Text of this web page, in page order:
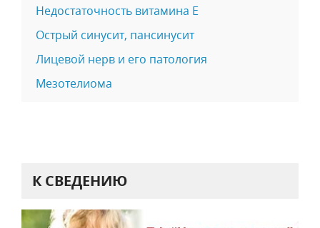
Недостаточность витамина Е
Острый синусит, пансинусит
Лицевой нерв и его патология
Мезотелиома
К СВЕДЕНИЮ